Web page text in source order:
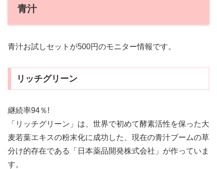
青汁
青汁お試しセットが500円のモニター情報です。
リッチグリーン
継続率94％!
「リッチグリーン」は、世界で初めて酵素活性を保った大
麦若葉エキスの粉末化に成功した、現在の青汁ブームの草
分け的存在である「日本薬品開発株式会社」が作っていま
す。